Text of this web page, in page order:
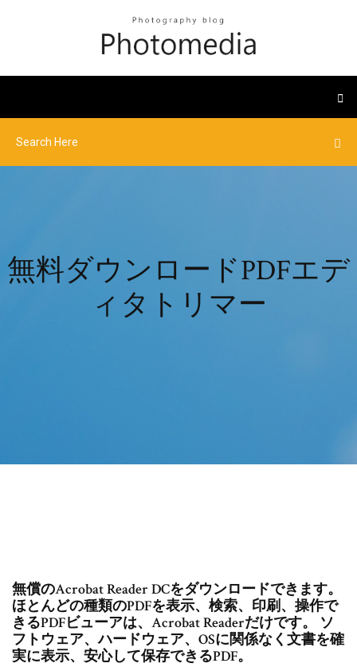
無料ダウンロードPDFエデ
ィタトリマー
無償のAcrobat Reader DCをダウンロードできます。
ほとんどの種類のPDFを表示、検索、印刷、操作で
きるPDFビューアは、Acrobat Readerだけです。 ソ
フトウェア、ハードウェア、OSに関係なく文書を確
実に表示、安心して保存できるPDF。